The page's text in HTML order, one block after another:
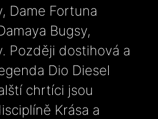
Dame Fortuna
Bugsy,
Později dostihová a
Dio Diesel
chrtíci jsou
Krása a